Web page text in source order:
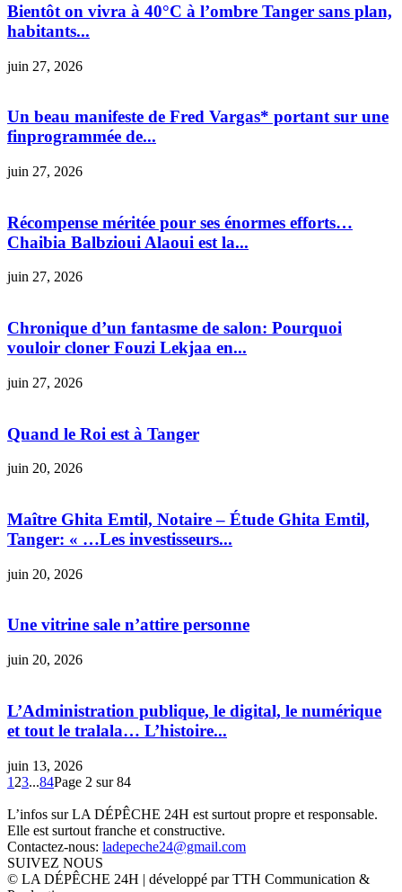
Bientôt on vivra à 40°C à l’ombre Tanger sans plan,
habitants...
juin 27, 2026
Un beau manifeste de Fred Vargas* portant sur une
finprogrammée de...
juin 27, 2026
Récompense méritée pour ses énormes efforts…
Chaibia Balbzioui Alaoui est la...
juin 27, 2026
Chronique d’un fantasme de salon: Pourquoi
vouloir cloner Fouzi Lekjaa en...
juin 27, 2026
Quand le Roi est à Tanger
juin 20, 2026
Maître Ghita Emtil, Notaire – Étude Ghita Emtil,
Tanger: « …Les investisseurs...
juin 20, 2026
Une vitrine sale n’attire personne
juin 20, 2026
L’Administration publique, le digital, le numérique
et tout le tralala… L’histoire...
juin 13, 2026
1 23...84Page 2 sur 84
L’infos sur LA DÉPÊCHE 24H est surtout propre et responsable.
Elle est surtout franche et constructive.
Contactez-nous: ladepeche24@gmail.com
SUIVEZ NOUS
© LA DÉPÊCHE 24H | développé par TTH Communication &